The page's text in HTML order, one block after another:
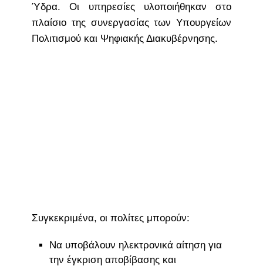
Ύδρα. Οι υπηρεσίες υλοποιήθηκαν στο
πλαίσιο της συνεργασίας των Υπουργείων
Πολιτισμού και Ψηφιακής Διακυβέρνησης.
Συγκεκριμένα, οι πολίτες μπορούν:
Να υποβάλουν ηλεκτρονικά αίτηση για
την έγκριση αποβίβασης και